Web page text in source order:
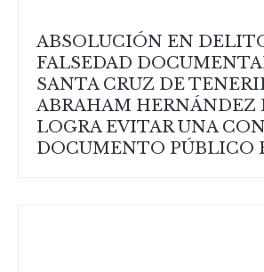
ABSOLUCIÓN EN
FALSEDAD
SANTA CRUZ DE
ABRAHAM HERNÁNDEZ
LOGRA EVITAR UNA
DOCUMENTO PÚBLICO